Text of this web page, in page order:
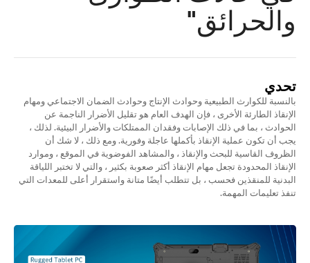
الطوارئ
والحرائق"
والحرائق"
تحدي
بالنسبة للكوارث الطبيعية وحوادث الإنتاج وحوادث الضمان الاجتماعي ومهام
الإنقاذ الطارئة الأخرى ، فإن الهدف العام هو تقليل الأضرار الناجمة عن
الحوادث ، بما في ذلك الإصابات وفقدان الممتلكات والأضرار البيئية. لذلك ،
يجب أن تكون عملية الإنقاذ بأكملها عاجلة وفورية. ومع ذلك ، لا شك أن
الظروف القاسية للبحث والإنقاذ ، والمشاهد الفوضوية في الموقع ، وموارد
الإنقاذ المحدودة تجعل مهام الإنقاذ أكثر صعوبة بكثير ، والتي لا تختبر اللياقة
البدنية للمنقذين فحسب ، بل تتطلب أيضًا متانة واستقرار أعلى للمعدات التي
تنفذ تعليمات المهمة.